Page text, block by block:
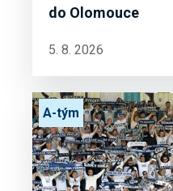
do Olomouce
5. 8. 2026
A-tým